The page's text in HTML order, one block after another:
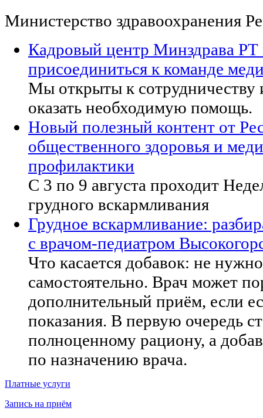
Министерство здравоохранения
Кадровый центр Минздрава РТ
присоединиться к команде
Мы открыты к сотрудничеству
оказать необходимую помощь.
Новый полезный контент от
общественного здоровья и
профилактики
С 3 по 9 августа проходит
грудного вскармливания
Грудное вскармливание:
с врачом-педиатром
Что касается добавок: не
самостоятельно. Врач может
дополнительный приём, если
показания. В первую очередь
полноценному рациону, а
по назначению врача.
Платные услуги
Запись на приём